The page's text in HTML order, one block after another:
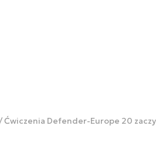
Ćwiczenia Defender-Europe 20